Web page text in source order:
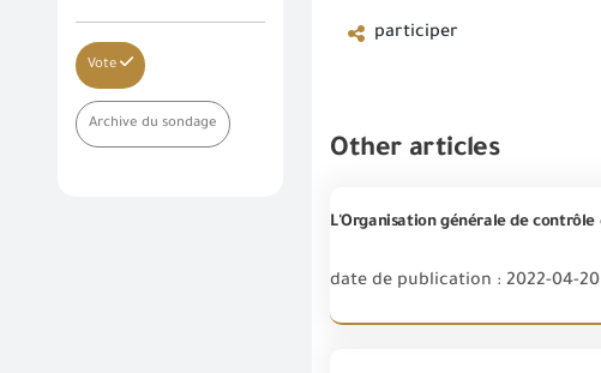
Vote
Archive du sondage
participer
Other articles
date de publication : 2022-04-20